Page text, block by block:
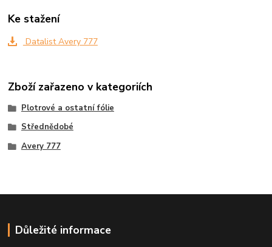
Ke stažení
Datalist Avery 777
Zboží zařazeno v kategoriích
Plotrové a ostatní fólie
Střednědobé
Avery 777
Důležité informace